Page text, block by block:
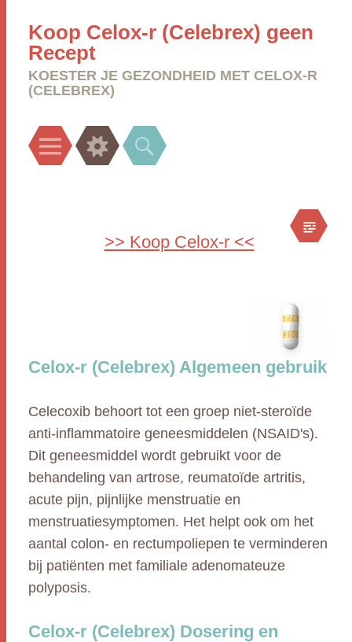
Koop Celox-r (Celebrex) geen
Recept
KOESTER JE GEZONDHEID MET CELOX-R
(CELEBREX)
Menu Widgets Search
>> Koop Celox-r <<
Celox-r (Celebrex) Algemeen gebruik
Celecoxib behoort tot een groep niet-steroïde
anti-inflammatoire geneesmiddelen (NSAID's).
Dit geneesmiddel wordt gebruikt voor de
behandeling van artrose, reumatoïde artritis,
acute pijn, pijnlijke menstruatie en
menstruatiesymptomen. Het helpt ook om het
aantal colon- en rectumpoliepen te verminderen
bij patiënten met familiale adenomateuze
polyposis.
Celox-r (Celebrex) Dosering en